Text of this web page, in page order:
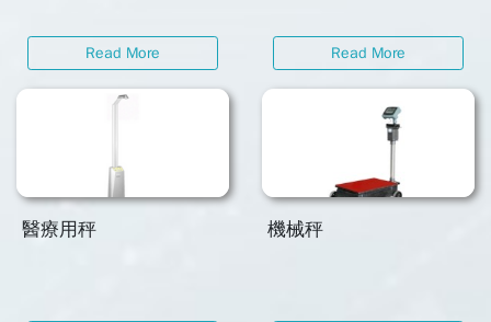
Read More Read More
醫療用秤 機械秤